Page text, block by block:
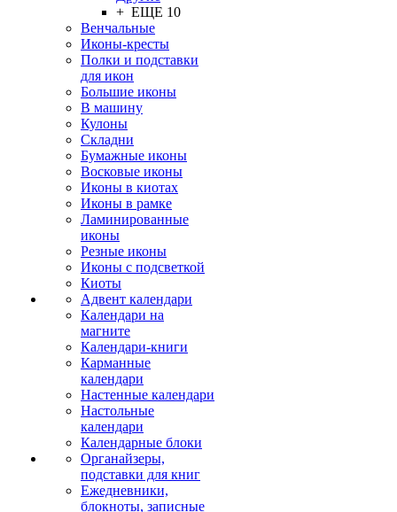
+ ЕЩЕ 10
Венчальные
Иконы-кресты
Полки и подставки
для икон
Большие иконы
В машину
Кулоны
Складни
Бумажные иконы
Восковые иконы
Иконы в киотах
Иконы в рамке
Ламинированные
иконы
Резные иконы
Иконы с подсветкой
Киоты
Адвент календари
Календари на
магните
Календари-книги
Карманные
календари
Настенные календари
Настольные
календари
Календарные блоки
Органайзеры,
подставки для книг
Ежедневники,
блокноты, записные